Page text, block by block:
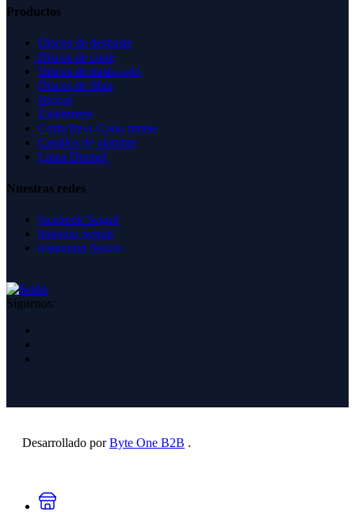
Productos
Discos de desbaste
Discos de corte
Discos de traslapado
Discos de fibra
Brocas
Extensores
Corta fresa-Cono morse
Cepillos de alambre
Línea Dremel
Nuestras redes
facebook Seguir
linkedin Seguir
instagram Seguir
Síguenos:
Desarrollado porByte One B2B .